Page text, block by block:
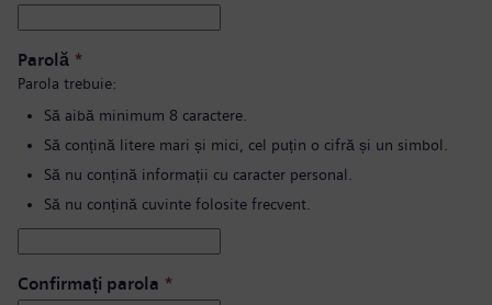
Parolă *
Parola trebuie:
Să aibă minimum 8 caractere.
Să conțină litere mari și mici, cel puțin o cifră și un simbol.
Să nu conțină informații cu caracter personal.
Să nu conțină cuvinte folosite frecvent.
Confirmați parola *